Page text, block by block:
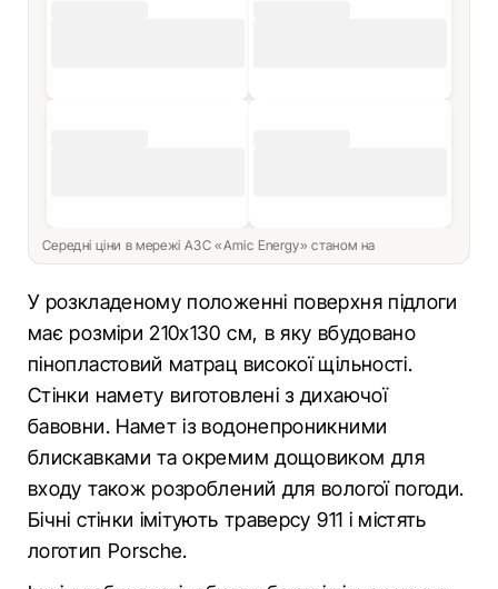
Середні ціни в мережі АЗС «Amic Energy» станом на
У розкладеному положенні поверхня підлоги
має розміри 210х130 см, в яку вбудовано
пінопластовий матрац високої щільності.
Стінки намету виготовлені з дихаючої
бавовни. Намет із водонепроникними
блискавками та окремим дощовиком для
входу також розроблений для вологої погоди.
Бічні стінки імітують траверсу 911 і містять
логотип Porsche.